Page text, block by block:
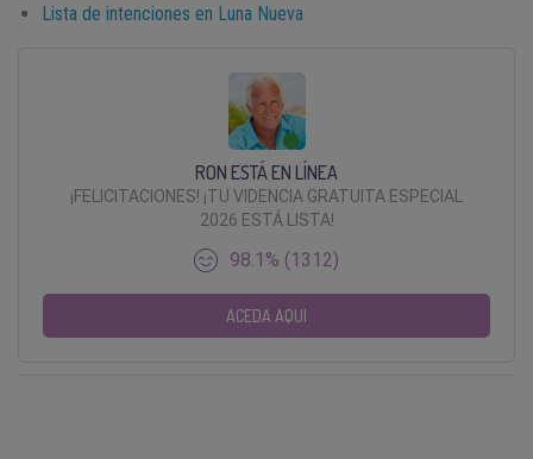
Lista de intenciones en Luna Nueva
RON ESTÁ EN LÍNEA
¡FELICITACIONES! ¡TU VIDENCIA GRATUITA ESPECIAL
2026 ESTÁ LISTA!
98.1% (1312)
ACEDA AQUI